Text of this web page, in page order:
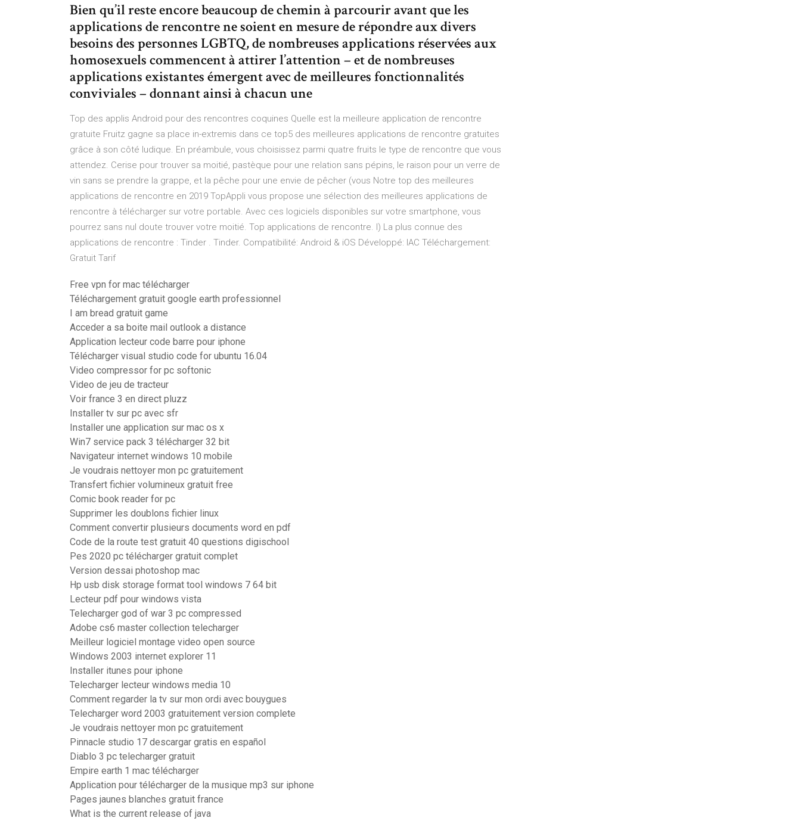
Bien qu’il reste encore beaucoup de chemin à parcourir avant que les
applications de rencontre ne soient en mesure de répondre aux divers
besoins des personnes LGBTQ, de nombreuses applications réservées aux
homosexuels commencent à attirer l’attention – et de nombreuses
applications existantes émergent avec de meilleures fonctionnalités
conviviales – donnant ainsi à chacun une
Top des applis Android pour des rencontres coquines Quelle est la meilleure application de rencontre
gratuite Fruitz gagne sa place in-extremis dans ce top5 des meilleures applications de rencontre gratuites
grâce à son côté ludique. En préambule, vous choisissez parmi quatre fruits le type de rencontre que vous
attendez. Cerise pour trouver sa moitié, pastèque pour une relation sans pépins, le raison pour un verre de
vin sans se prendre la grappe, et la pêche pour une envie de pêcher (vous Notre top des meilleures
applications de rencontre en 2019 TopAppli vous propose une sélection des meilleures applications de
rencontre à télécharger sur votre portable. Avec ces logiciels disponibles sur votre smartphone, vous
pourrez sans nul doute trouver votre moitié. Top applications de rencontre. I) La plus connue des
applications de rencontre : Tinder . Tinder. Compatibilité: Android & iOS Développé: IAC Téléchargement:
Gratuit Tarif
Free vpn for mac télécharger
Téléchargement gratuit google earth professionnel
I am bread gratuit game
Acceder a sa boite mail outlook a distance
Application lecteur code barre pour iphone
Télécharger visual studio code for ubuntu 16.04
Video compressor for pc softonic
Video de jeu de tracteur
Voir france 3 en direct pluzz
Installer tv sur pc avec sfr
Installer une application sur mac os x
Win7 service pack 3 télécharger 32 bit
Navigateur internet windows 10 mobile
Je voudrais nettoyer mon pc gratuitement
Transfert fichier volumineux gratuit free
Comic book reader for pc
Supprimer les doublons fichier linux
Comment convertir plusieurs documents word en pdf
Code de la route test gratuit 40 questions digischool
Pes 2020 pc télécharger gratuit complet
Version dessai photoshop mac
Hp usb disk storage format tool windows 7 64 bit
Lecteur pdf pour windows vista
Telecharger god of war 3 pc compressed
Adobe cs6 master collection telecharger
Meilleur logiciel montage video open source
Windows 2003 internet explorer 11
Installer itunes pour iphone
Telecharger lecteur windows media 10
Comment regarder la tv sur mon ordi avec bouygues
Telecharger word 2003 gratuitement version complete
Je voudrais nettoyer mon pc gratuitement
Pinnacle studio 17 descargar gratis en español
Diablo 3 pc telecharger gratuit
Empire earth 1 mac télécharger
Application pour télécharger de la musique mp3 sur iphone
Pages jaunes blanches gratuit france
What is the current release of java